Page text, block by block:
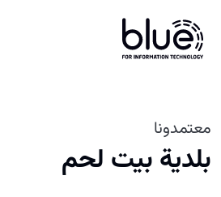
معتمدونا
بلدية بيت لحم